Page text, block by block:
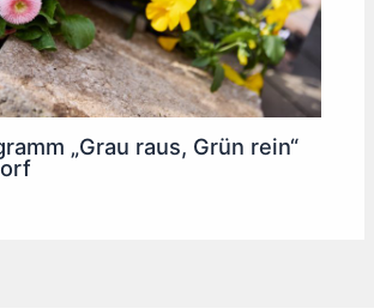
„Grau raus, Grün rein“